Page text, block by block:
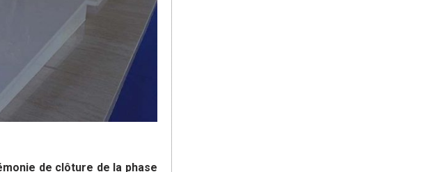
de clôture de la phase